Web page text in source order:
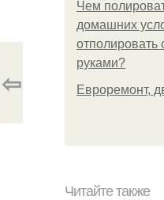
Чем
домашних
отполировать
руками?
Евроремонт,
⇦
Читайте также